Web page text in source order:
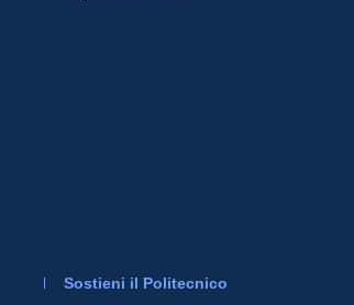
Sostieni il Politecnico